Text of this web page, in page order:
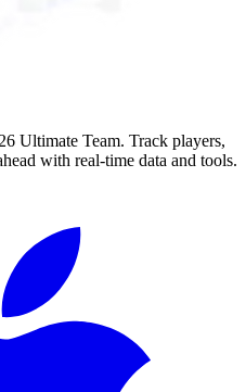
26 Ultimate Team. Track players,
with real-time data and tools.